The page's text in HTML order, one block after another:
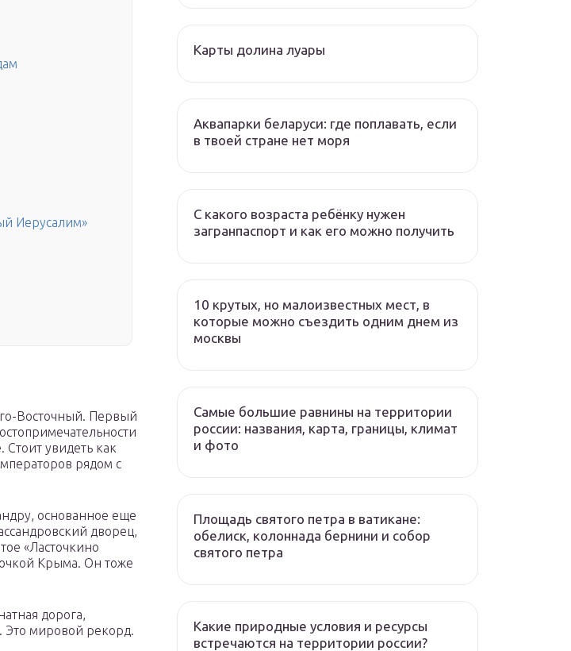
Иерусалим»
Восточный. Первый
увидеть как
рядом с
основанное еще
дворец,
«Ласточкино
Крыма. Он тоже
дорога,
Это мировой рекорд.
Карты долина луары
Аквапарки беларуси: где поплавать, если
в твоей стране нет моря
С какого возраста ребёнку нужен
загранпаспорт и как его можно получить
10 крутых, но малоизвестных мест, в
которые можно съездить одним днем из
москвы
Самые большие равнины на территории
россии: названия, карта, границы, климат
и фото
Площадь святого петра в ватикане:
обелиск, колоннада бернини и собор
святого петра
Какие природные условия и ресурсы
встречаются на территории россии?